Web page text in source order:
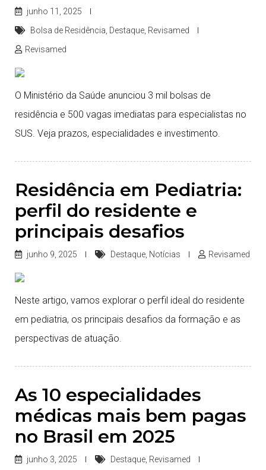
junho 11, 2025
Bolsa de Residência Destaque Revisamed
Revisamed
O Ministério da Saúde anunciou 3 mil bolsas de
residência e 500 vagas imediatas para especialistas no
SUS. Veja prazos, especialidades e investimento.
Residência em Pediatria:
perfil do residente e
principais desafios
junho 9, 2025 Destaque Notícias Revisamed
Neste artigo, vamos explorar o perfil ideal do residente
em pediatria, os principais desafios da formação e as
perspectivas de atuação.
As 10 especialidades
médicas mais bem pagas
no Brasil em 2025
junho 3, 2025 Destaque Revisamed